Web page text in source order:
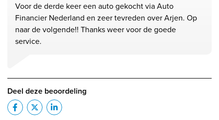
Voor de derde keer een auto gekocht via Auto
Financier Nederland en zeer tevreden over Arjen. Op
naar de volgende!! Thanks weer voor de goede
service.
Deel deze beoordeling